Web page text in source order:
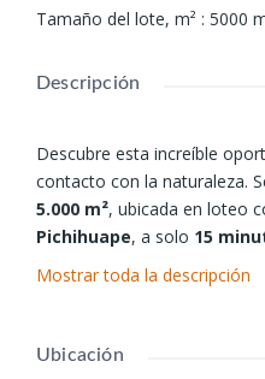
Tamaño del lote, m² : 5000
Descripción
Descubre esta increíble
contacto con la naturaleza.
5.000 m², ubicada en loteo
Pichihuape, a solo 15
excelente conectividad.
Superficie total:
Mostrar toda la descripción
Ubicación